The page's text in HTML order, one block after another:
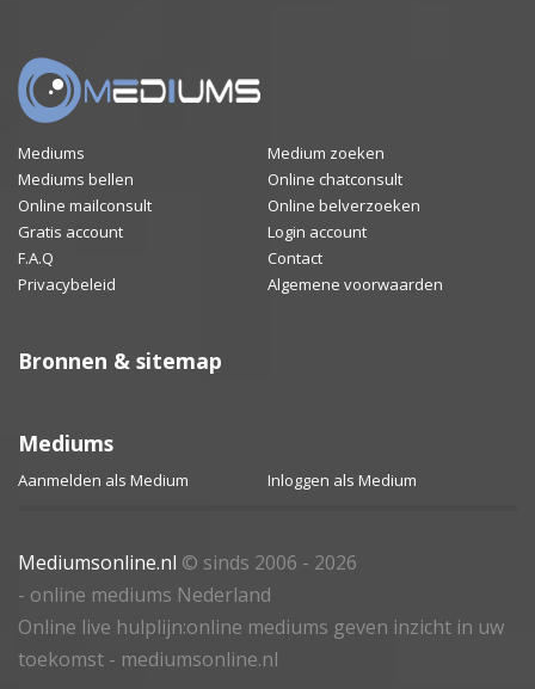
Mediums
Medium zoeken
Mediums bellen
Online chatconsult
Online mailconsult
Online belverzoeken
Gratis account
Login account
F.A.Q
Contact
Privacybeleid
Algemene voorwaarden
Bronnen & sitemap
Mediums
Aanmelden als Medium Inloggen als Medium
Mediumsonline.nl © sinds 2006 - 2026
- online mediums Nederland
Online live hulplijn:online mediums geven inzicht in uw
toekomst - mediumsonline.nl